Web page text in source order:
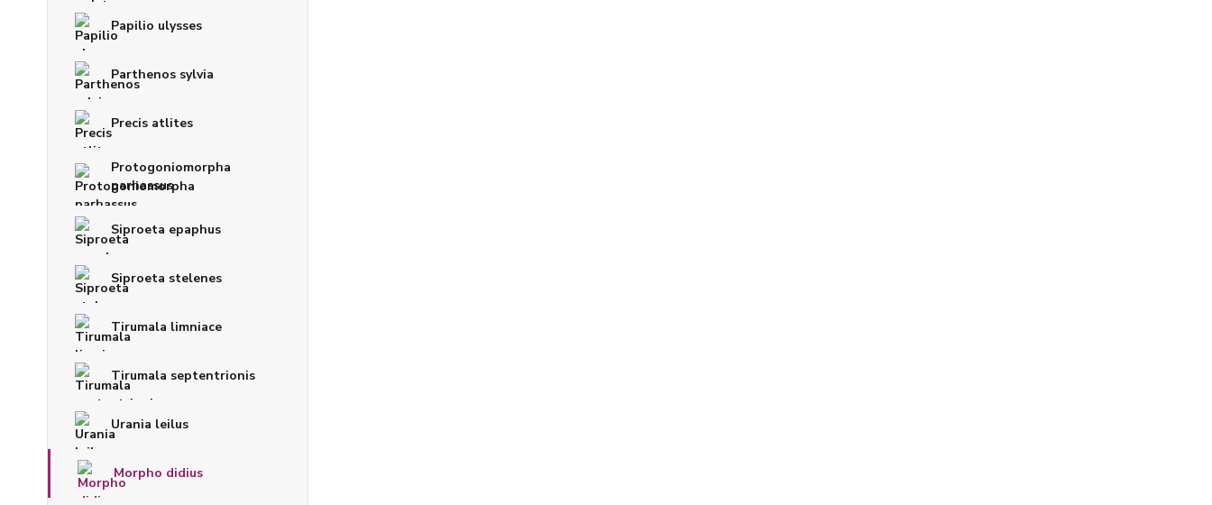
Papilio ulysses
Parthenos sylvia
Precis atlites
Protogoniomorpha
parhassus
Siproeta epaphus
Siproeta stelenes
Tirumala limniace
Tirumala septentrionis
Urania leilus
Morpho didius